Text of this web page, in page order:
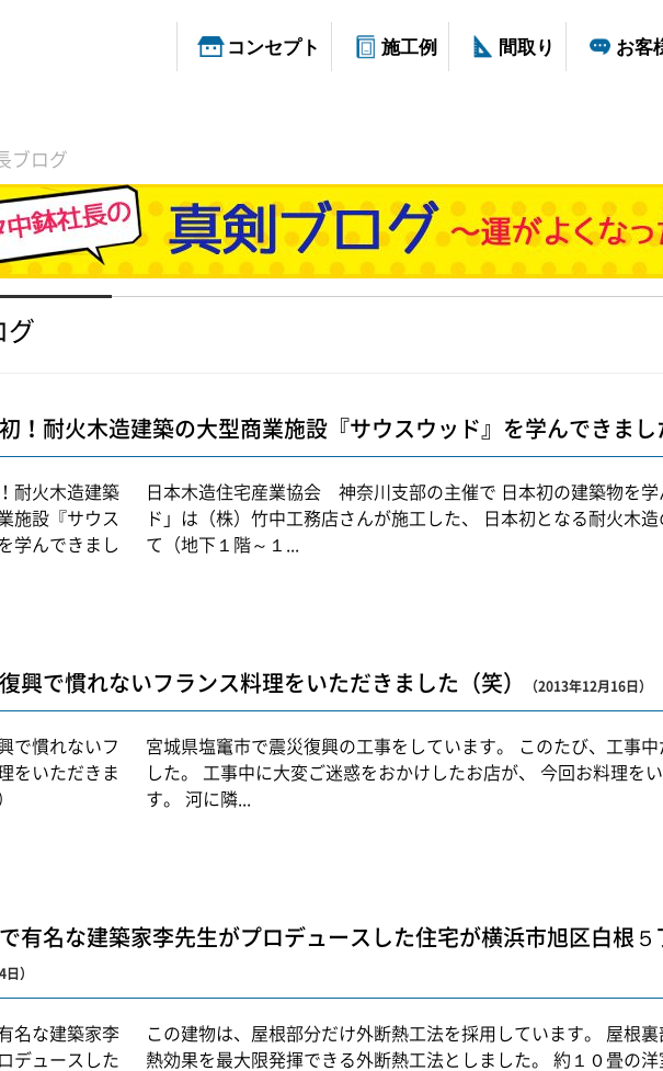
コンセプト 施工例 間取り お客
ブログ
グ
！耐火木造建築の大型商業施設『サウスウッド』を学んできまし
日本木造住宅産業協会 神奈川支部の主催で 日本初の建築物を学
ド」は（株）竹中工務店さんが施工した、 日本初となる耐火木
て（地下１階～１...
興で慣れないフランス料理をいただきました（笑） （2013年12月16日）
宮城県塩竃市で震災復興の工事をしています。 このたび、工事
した。 工事中に大変ご迷惑をおかけしたお店が、 今回お料理を
す。 河に隣...
有名な建築家李先生がプロデュースした住宅が横浜市旭区白根５
）
この建物は、屋根部分だけ外断熱工法を採用しています。 屋根
熱効果を最大限発揮できる外断熱工法としました。 約１０畳の